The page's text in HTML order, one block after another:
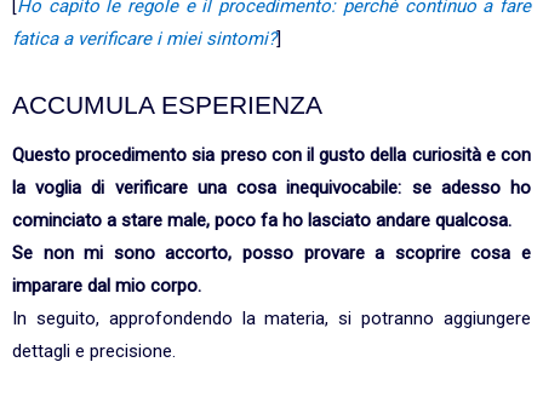
[Ho capito le regole e il procedimento: perchè continuo a fare
fatica a verificare i miei sintomi?]
ACCUMULA ESPERIENZA
Questo procedimento sia preso con il gusto della curiosità e con
la voglia di verificare una cosa inequivocabile: se adesso ho
cominciato a stare male, poco fa ho lasciato andare qualcosa.
Se non mi sono accorto, posso provare a scoprire cosa e
imparare dal mio corpo.
In seguito, approfondendo la materia, si potranno aggiungere
dettagli e precisione.